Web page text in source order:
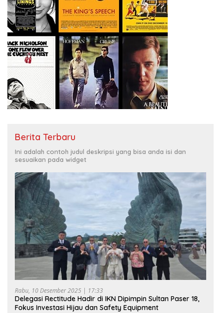
Berita Terbaru
Ini adalah contoh judul deskripsi yang bisa anda isi dan
sesuaikan pada widget
Rabu, 10 Desember 2025 | 17:33
Delegasi Rectitude Hadir di IKN Dipimpin Sultan Paser 18,
Fokus Investasi Hijau dan Safety Equipment